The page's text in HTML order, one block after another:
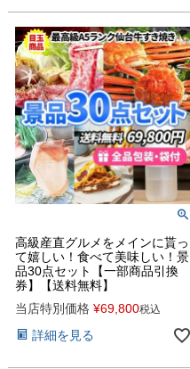
高級産直グルメをメインに貰っ
て嬉しい！食べて美味しい！景
品30点セット【一部商品引換
券】【送料無料】
当店特別価格 ¥69,800税込
詳細を見る